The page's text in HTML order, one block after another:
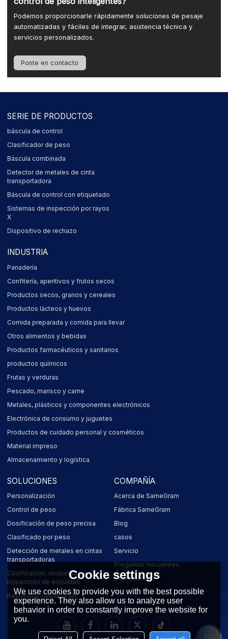
Podemos proporcionarle rápidamente soluciones de pesaje
automatizadas y fáciles de integrar, asistencia técnica y
servicios personalizados.
Ponte en contacto
SERIE DE PRODUCTOS
báscula de control
Clasificador de peso
Báscula combinada
Detector de metales de cinta
transportadora
Báscula de control con etiquetado
Sistemas de inspección por rayos
X
Dispositivo de rechazo
INDUSTRIA
Panadería
Confitería, aperitivos y frutos secos
Productos secos, granos y cereales
Productos lácteos y huevos
Comida preparada y comida para llevar
Otros alimentos y bebidas
Productos farmacéuticos y sanitarios
productos químicos
Frutas y verduras
Pescado, marisco y carne
Metales, plásticos y componentes electrónicos
Electrónica de consumo y juguetes
Productos de cuidado personal y cosméticos
Material impreso
Almacenamiento y logística
SOLUCIONES
Personalización
Control de peso
Dosificación de peso precisa
Clasificado por peso
Detección de metales en cintas
transportadoras
Codificación, etiquetado e
inspección de etiquetas
Rechazo y clasificación
COMPAÑÍA
Acerca de SameGram
Fábrica SameGram
Blog
casos
Servicio
Preguntas frecuentes
Contáctanos
Cookie settings
We use cookies to provide you with the best possible
experience. They also allow us to analyze user
behavior in order to constantly improve the website for
you.